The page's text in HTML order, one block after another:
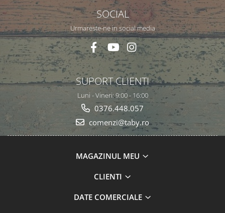
SOCIAL
Urmareste-ne in social media
SUPORT CLIENTI
Luni - Vineri: 9:00 - 16:00
0376.448.057
comenzi@taby.ro
MAGAZINUL MEU
CLIENTI
DATE COMERCIALE